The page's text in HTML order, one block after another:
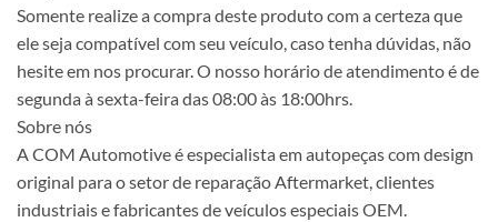
Somente realize a compra deste produto com a certeza que
ele seja compatível com seu veículo, caso tenha dúvidas, não
hesite em nos procurar. O nosso horário de atendimento é de
segunda à sexta-feira das 08:00 às 18:00hrs.
Sobre nós
A COM Automotive é especialista em autopeças com design
original para o setor de reparação Aftermarket, clientes
industriais e fabricantes de veículos especiais OEM.